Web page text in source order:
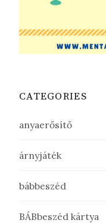
CATEGORIES
anyaerősítő
árnyjáték
bábbeszéd
BÁBbeszéd kártya